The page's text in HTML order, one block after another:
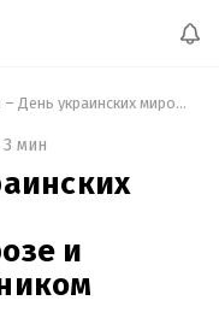
Сегодня – День украинских миротворцев 2025: поздравления в прозе и картинках с праздником
3 мин
и